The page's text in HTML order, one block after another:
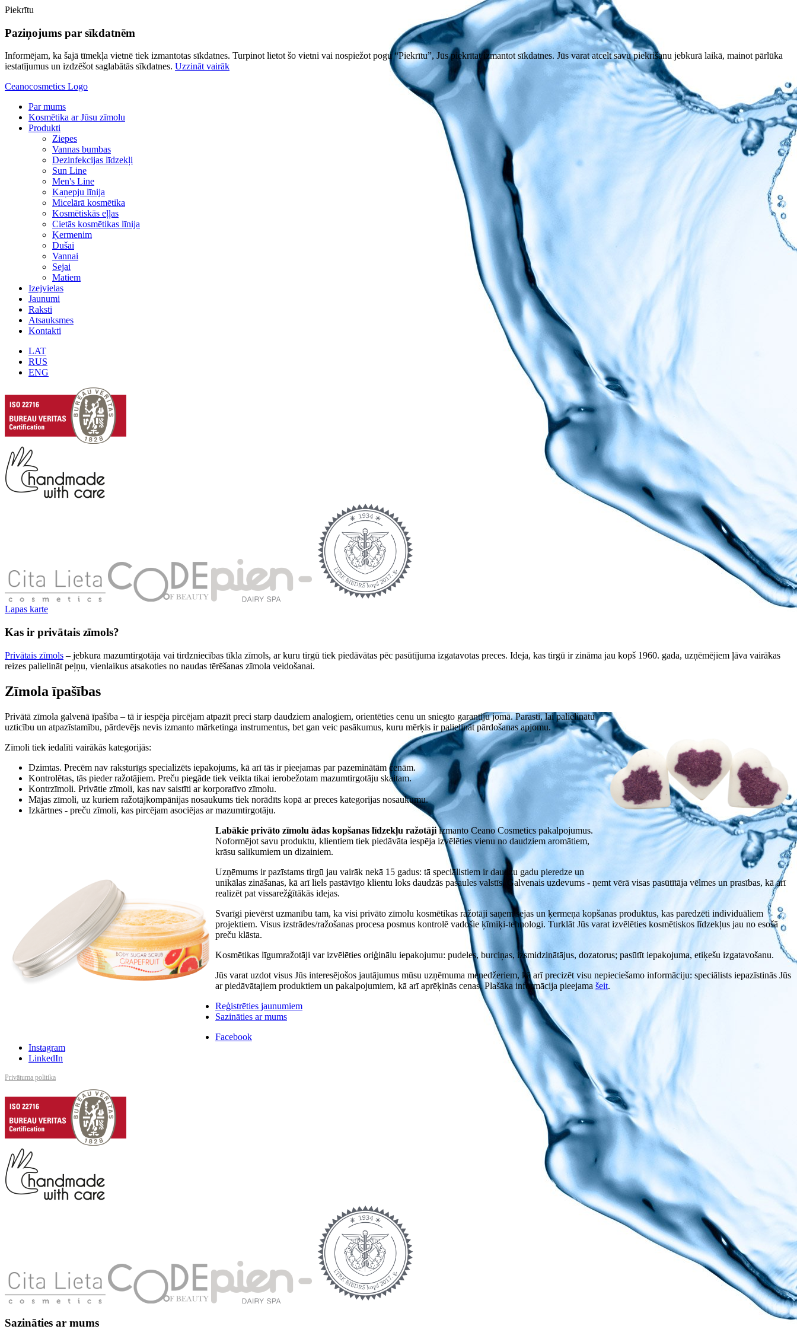
Piekrītu
Paziņojums par sīkdatnēm
Informējam, ka šajā tīmekļa vietnē tiek izmantotas sīkdatnes. Turpinot lietot šo vietni vai nospiežot pogu “Piekrītu”, Jūs piekrītat izmantot sīkdatnes. Jūs varat atcelt savu piekrišanu jebkurā laikā, mainot pārlūka
iestatījumus un izdzēšot saglabātās sīkdatnes. Uzzināt vairāk
Ceanocosmetics Logo
Par mums
Kosmētika ar Jūsu zīmolu
Produkti
Ziepes
Vannas bumbas
Dezinfekcijas līdzekļi
Sun Line
Men's Line
Kaņepju līnija
Micelārā kosmētika
Kosmētiskās eļļas
Cietās kosmētikas līnija
Ķermenim
Dušai
Vannai
Sejai
Matiem
Izejvielas
Jaunumi
Raksti
Atsauksmes
Kontakti
LAT
RUS
ENG
Lapas karte
Kas ir privātais zīmols?
Privātais zīmols – jebkura mazumtirgotāja vai tirdzniecības tīkla zīmols, ar kuru tirgū tiek piedāvātas pēc pasūtījuma izgatavotas preces. Ideja, kas tirgū ir zināma jau kopš 1960. gada, uzņēmējiem ļāva vairākas
reizes palielināt peļņu, vienlaikus atsakoties no naudas tērēšanas zīmola veidošanai.
Zīmola īpašības
Privātā zīmola galvenā īpašība – tā ir iespēja pircējam atpazīt preci starp daudziem analogiem, orientēties cenu un sniegto garantiju jomā. Parasti, lai palielinātu
uzticību un atpazīstamību, pārdevējs nevis izmanto mārketinga instrumentus, bet gan veic pasākumus, kuru mērķis ir palielināt pārdošanas apjomu.
Zīmoli tiek iedalīti vairākās kategorijās:
Dzimtas. Precēm nav raksturīgs specializēts iepakojums, kā arī tās ir pieejamas par pazeminātām cenām.
Kontrolētas, tās pieder ražotājiem. Preču piegāde tiek veikta tikai ierobežotam mazumtirgotāju skaitam.
Kontrzīmoli. Privātie zīmoli, kas nav saistīti ar korporatīvo zīmolu.
Mājas zīmoli, uz kuriem ražotājkompānijas nosaukums tiek norādīts kopā ar preces kategorijas nosaukumu.
Izkārtnes - preču zīmoli, kas pircējam asociējas ar mazumtirgotāju.
Labākie privāto zīmolu ādas kopšanas līdzekļu ražotājiizmanto Ceano Cosmetics pakalpojumus.
Noformējot savu produktu, klientiem tiek piedāvāta iespēja izvēlēties vienu no daudziem aromātiem,
krāsu salikumiem un dizainiem.
Uzņēmums ir pazīstams tirgū jau vairāk nekā 15 gadus: tā speciālistiem ir daudzu gadu pieredze un
unikālas zināšanas, kā arī liels pastāvīgo klientu loks daudzās pasaules valstīs. Galvenais uzdevums - ņemt vērā visas pasūtītāja vēlmes un prasības, kā arī
realizēt pat vissarežģītākās idejas.
Svarīgi pievērst uzmanību tam, ka visi privāto zīmolu kosmētikas ražotāji saņem sejas un ķermeņa kopšanas produktus, kas paredzēti individuāliem
projektiem. Visus izstrādes/ražošanas procesa posmus kontrolē vadošie ķīmiķi-tehnologi. Turklāt Jūs varat izvēlēties kosmētiskos līdzekļus jau no esošā
preču klāsta.
Kosmētikas līgumražotāji var izvēlēties oriģinālu iepakojumu: pudeles, burciņas, izsmidzinātājus, dozatorus; pasūtīt iepakojuma, etiķešu izgatavošanu.
Jūs varat uzdot visus Jūs interesējošos jautājumus mūsu uzņēmuma menedžeriem, kā arī precizēt visu nepieciešamo informāciju: speciālists iepazīstinās Jūs
ar piedāvātajiem produktiem un pakalpojumiem, kā arī aprēķinās cenas. Plašāka informācija pieejama šeit.
Reģistrēties jaunumiem
Sazināties ar mums
Facebook
Instagram
LinkedIn
Privātuma politika
Sazināties ar mums